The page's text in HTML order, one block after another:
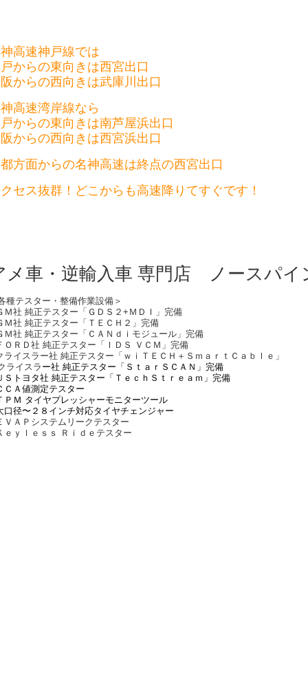
高速神戸線では
からの東向きは西宮出口
からの西向きは武庫川出口
高速湾岸線なら
からの東向きは南芦屋浜出口
からの西向きは西宮浜出口
方面からの名神高速は終点の西宮出口
セス抜群！どこからも高速降りてすぐです！
メ車・逆輸入車 専門店 ノースパイ
種テスター・整備作業設備＞
Ｍ社 純正テスター「ＧＤＳ２+ＭＤＩ」完備
Ｍ社 純正テスター「ＴＥＣＨ２」完備
Ｍ社 純正テスター「ＣＡＮｄｉモジュール」完備
ＯＲＤ社 純正テスター「ＩＤＳ ＶＣＭ」完備
ライスラー社 純正テスター「ｗｉＴＥＣＨ＋ＳｍａｒｔＣａｂｌｅ」
ライスラ ー社 純正テスター「ＳｔａｒＳＣＡＮ」完備
Ｓトヨタ社 純正テスター「ＴｅｃｈＳｔｒｅａｍ」完備
ＣＡ値測定テスター
ＰＭ タイヤプレッシャーモニターツール
口径〜２８インチ対応タイヤチェンジャー
ＶＡＰシステムリークテスター
ｅｙｌｅｓｓ Ｒｉｄｅテスター